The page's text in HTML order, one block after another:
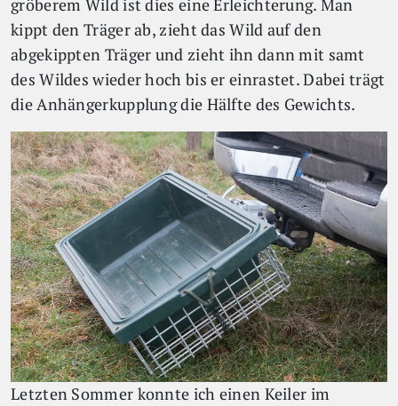
gröberem Wild ist dies eine Erleichterung. Man
kippt den Träger ab, zieht das Wild auf den
abgekippten Träger und zieht ihn dann mit samt
des Wildes wieder hoch bis er einrastet. Dabei trägt
die Anhängerkupplung die Hälfte des Gewichts.
Letzten Sommer konnte ich einen Keiler im